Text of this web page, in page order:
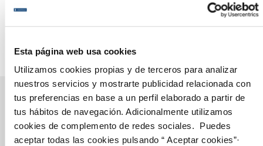
Esta página web usa cookies
Utilizamos cookies propias y de terceros para analizar
nuestros servicios y mostrarte publicidad relacionada con
tus preferencias en base a un perfil elaborado a partir de
tus hábitos de navegación. Adicionalmente utilizamos
cookies de complemento de redes sociales. Puedes
aceptar todas las cookies pulsando “ Aceptar cookies”·
Página 74 de 102
Gestiones Online